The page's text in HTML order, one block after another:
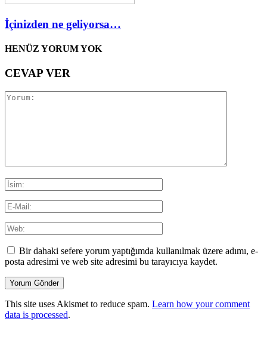
İçinizden ne geliyorsa…
HENÜZ YORUM YOK
CEVAP VER
Bir dahaki sefere yorum yaptığımda kullanılmak üzere adımı, e-
posta adresimi ve web site adresimi bu tarayıcıya kaydet.
This site uses Akismet to reduce spam. Learn how your comment
data is processed.